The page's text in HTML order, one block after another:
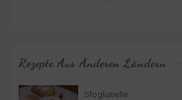
Rezepte Aus Anderen Ländern
Sfogliatelle